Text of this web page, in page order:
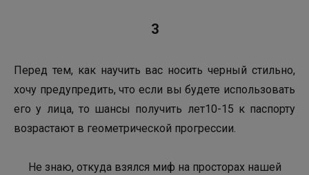
3
Перед тем, как научить вас носить черный стильно,
хочу предупредить, что если вы будете использовать
его у лица, то шансы получить лет10-15 к паспорту
возрастают в геометрической прогрессии.
Не знаю, откуда взялся миф на просторах нашей